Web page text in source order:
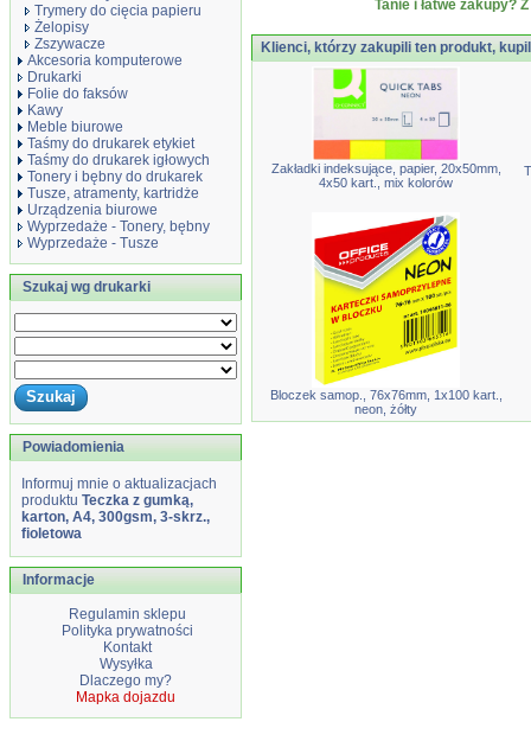
Trymery do cięcia papieru
Żelopisy
Zszywacze
Akcesoria komputerowe
Drukarki
Folie do faksów
Kawy
Meble biurowe
Taśmy do drukarek etykiet
Taśmy do drukarek igłowych
Tonery i bębny do drukarek
Tusze, atramenty, kartridże
Urządzenia biurowe
Wyprzedaże - Tonery, bębny
Wyprzedaże - Tusze
Szukaj wg drukarki
Powiadomienia
Informuj mnie o aktualizacjach
produktu Teczka z gumką,
karton, A4, 300gsm, 3-skrz.,
fioletowa
Informacje
Regulamin sklepu
Polityka prywatności
Kontakt
Wysyłka
Dlaczego my?
Mapka dojazdu
Tanie i łatwe zakupy?
Klienci, którzy zakupili ten produkt,
Zakładki indeksujące, papier, 20x50mm,
4x50 kart., mix kolorów
Bloczek samop., 76x76mm, 1x100 kart.,
neon, żółty